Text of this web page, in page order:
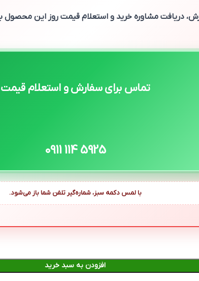
دریافت مشاوره خرید و استعلام قیمت روز این
تماس برای سفارش و استعلام قیمت
0911 114 5925
با لمس دکمه سبز، شماره‌گیر تلفن شما باز می‌شود.
افزودن به سبد خرید